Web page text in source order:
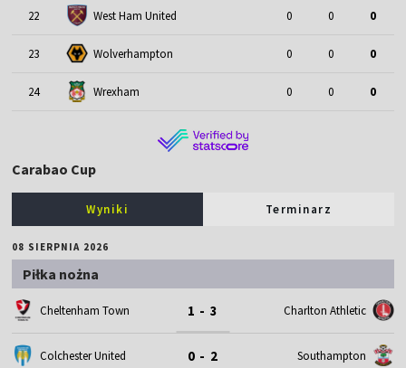
22 West Ham United 0 0 0
23 Wolverhampton 0 0 0
24 Wrexham 0 0 0
Carabao Cup
Wyniki Terminarz
08 SIERPNIA 2026
Piłka nożna
Cheltenham Town 1 - 3 Charlton Athletic
Colchester United 0 - 2 Southampton